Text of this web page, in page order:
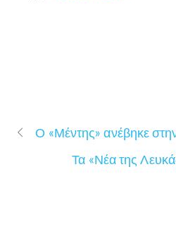
Ο «Μέντης» ανέβηκε
Τα «Νέα της